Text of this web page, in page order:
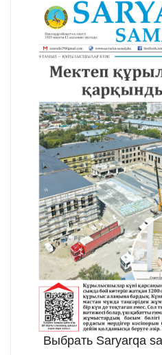
Выбрать Saryarqa